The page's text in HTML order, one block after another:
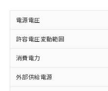
電源電圧
許容電圧変動範囲
消費電力
外部供給電源